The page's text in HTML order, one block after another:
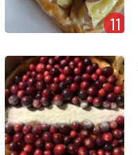
11